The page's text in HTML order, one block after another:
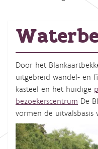
Door het
uitgebreid wandel- en
kasteel en het huidige
bezoekerscentrum De
vormen de uitvalsbasis